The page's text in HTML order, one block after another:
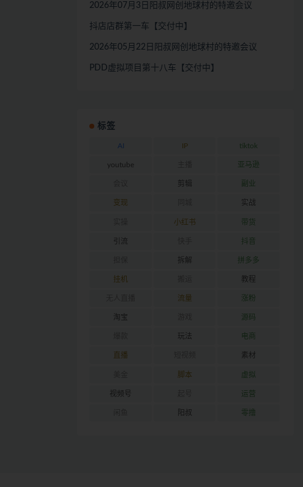
2026年07月3日阳叔网创地球村的特邀会议
抖店店群第一车【交付中】
2026年05月22日阳叔网创地球村的特邀会议
PDD虚拟项目第十八车【交付中】
标签
AI IP tiktok
youtube 亚马逊
剪辑 副业
变现 实战
小红书 带货
引流 抖音
拆解 拼多多
挂机 教程
流量 涨粉
淘宝 源码
玩法 电商
直播 素材
脚本 虚拟
视频号 运营
阳叔 零撸